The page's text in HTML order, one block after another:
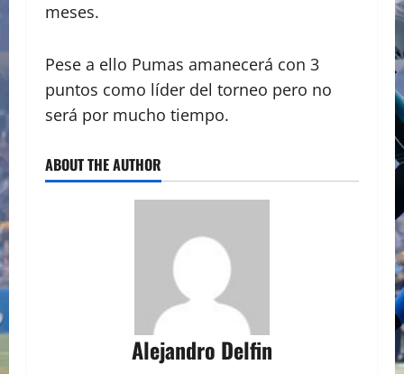
meses.
Pese a ello Pumas amanecerá con 3
puntos como líder del torneo pero no
será por mucho tiempo.
ABOUT THE AUTHOR
Alejandro Delfin